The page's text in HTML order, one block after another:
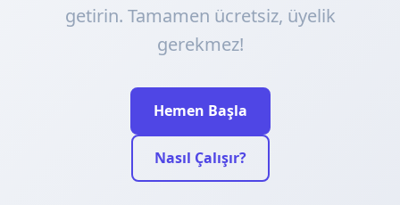
getirin. Tamamen ücretsiz, üyelik
gerekmez!
Hemen Başla
Nasıl Çalışır?